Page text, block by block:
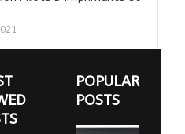
POPULAR
POSTS